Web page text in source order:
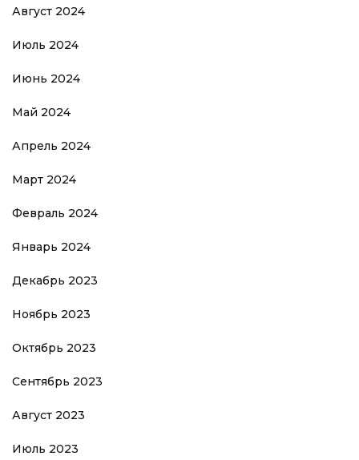
Август 2024
Июль 2024
Июнь 2024
Май 2024
Апрель 2024
Март 2024
Февраль 2024
Январь 2024
Декабрь 2023
Ноябрь 2023
Октябрь 2023
Сентябрь 2023
Август 2023
Июль 2023